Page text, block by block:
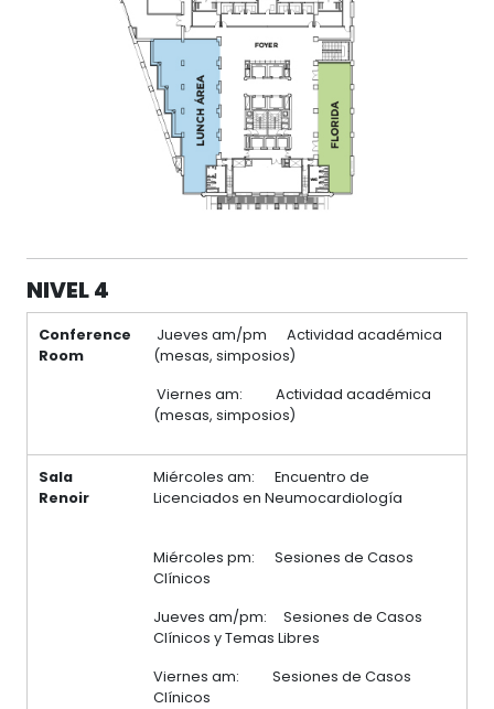
NIVEL 4
Conference
Room
Jueves am/pm Actividad académica
(mesas, simposios)
Viernes am: Actividad académica
(mesas, simposios)
Sala
Renoir
Miércoles am: Encuentro de
Licenciados en Neumocardiología
Miércoles pm: Sesiones de Casos
Clínicos
Jueves am/pm: Sesiones de Casos
Clínicos y Temas Libres
Viernes am: Sesiones de Casos
Clínicos